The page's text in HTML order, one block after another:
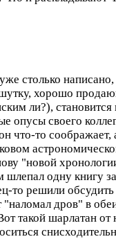
столько написано,
хорошо
ли?),
опусы своего
что-то
"новой
одну книгу
то решили
дров" в
такой шарлатан